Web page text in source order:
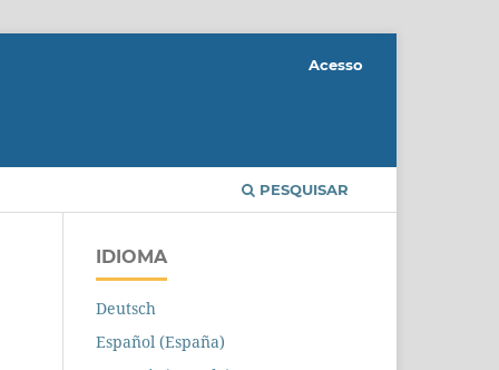
PESQUISAR
Acesso
IDIOMA
Deutsch
Español (España)